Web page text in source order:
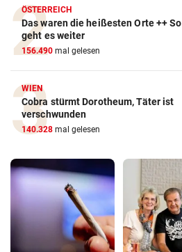
ÖSTERREICH
Das waren die heißesten Orte ++ So
geht es weiter
156.490 mal gelesen
WIEN
Cobra stürmt Dorotheum, Täter ist
verschwunden
140.328 mal gelesen